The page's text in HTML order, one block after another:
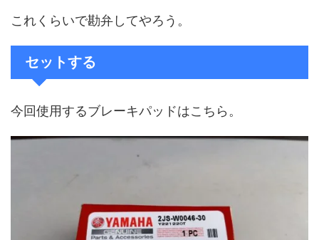
これくらいで勘弁してやろう。
セットする
今回使用するブレーキパッドはこちら。